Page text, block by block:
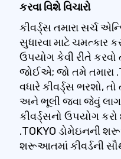
કરવા વિશે વિચારો
કીવર્ડ્સ તમારા સર્ચ
સુધારવા માટે ચમત્કાર
ઉપયોગ કેવી રીતે
જોઈએ; જો તમે તમારા
વધારે કીવર્ડ્સ ભરશો,
અને ભૂલી જવા જેવું
કીવર્ડ્સનો ઉપયોગ કરો
.TOKYO ડોમેઇનની
શરૂઆતમાં કીવર્ડની